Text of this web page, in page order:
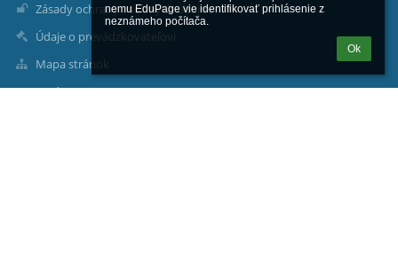
nemu EduPage vie identifikovať prihlásenie z
neznámeho počítača.
Ok
Zásady ochrany osobných údajov
Údaje o prevádzkovateľovi
Mapa stránok
O nás